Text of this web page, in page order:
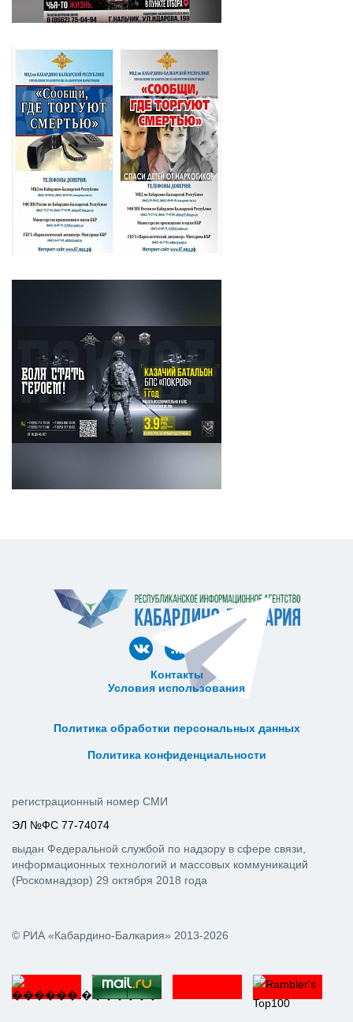
Контакты
Условия использования
Политика обработки персональных данных
Политика конфиденциальности
© РИА «Кабардино-Балкария» 2013-2026
регистрационный номер СМИ
ЭЛ №ФС 77-74074
выдан Федеральной службой по надзору в сфере связи,
информационных технологий и массовых коммуникаций
(Роскомнадзор) 29 октября 2018 года